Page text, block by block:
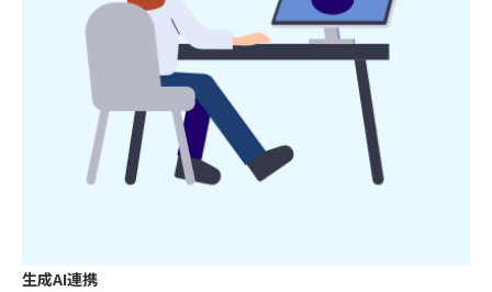
生成AI連携